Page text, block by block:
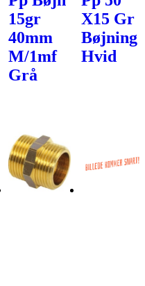
15gr
40mm
M/1mf
Grå
X15 Gr
Bøjning
Hvid